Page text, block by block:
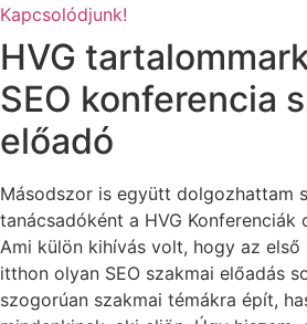
Kapcsolódjunk!
HVG
SEO konferencia
előadó
Másodszor is együtt dolgozhattam
tanácsadóként a HVG Konferenciák
Ami külön kihívás volt, hogy az
itthon olyan SEO szakmai előadás
szogorúan szakmai témákra épít,